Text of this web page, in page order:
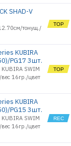
SHAD-V
тонущ./
KUBIRA
PG17 3шт.
SWIM
16гр./цвет
KUBIRA
PG15 3шт.
SWIM
16гр./цвет